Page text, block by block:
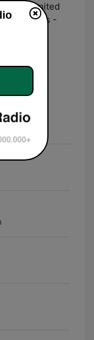
7 with limited
-
дни